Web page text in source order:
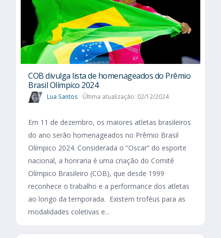
COB divulga lista de homenageados do Prêmio
Brasil Olímpico 2024
Lua Santos Última atualização: 02/12/2024
Em 11 de dezembro, os maiores atletas brasileiros
do ano serão homenageados no Prêmio Brasil
Olímpico 2024. Considerada o “Oscar” do esporte
nacional, a honraria é uma criação do Comitê
Olímpico Brasileiro (COB), que desde 1999
reconhece o trabalho e a performance dos atletas
ao longo da temporada. Existem troféus para as
modalidades coletivas e...